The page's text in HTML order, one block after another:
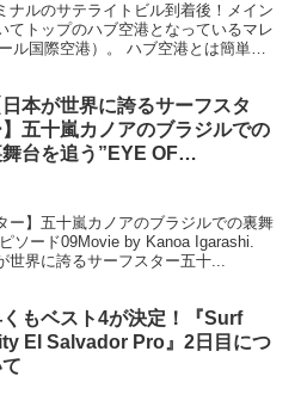
ナルのサテライトビル到着後！メイン
てトップのハブ空港となっているマレ
ル国際空港）。 ハブ空港とは簡単に
日本が世界に誇るサーフスタ
】五十嵐カノアのブラジルでの
台を追う”EYE OF
ー】五十嵐カノアのブラジルでの裏舞
ソード09Movie by Kanoa Igarashi.
世界に誇るサーフスター五十...
もベスト4が決定！『Surf
El Salvador Pro』2日目につ